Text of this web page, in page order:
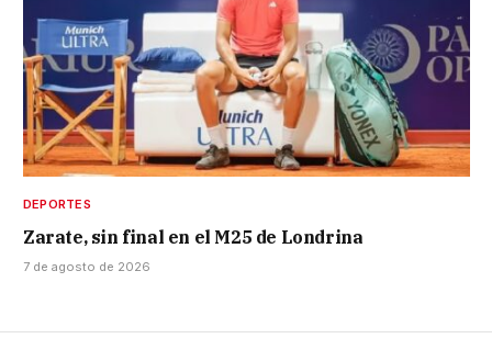
DEPORTES
Zarate, sin final en el M25 de Londrina
7 de agosto de 2026